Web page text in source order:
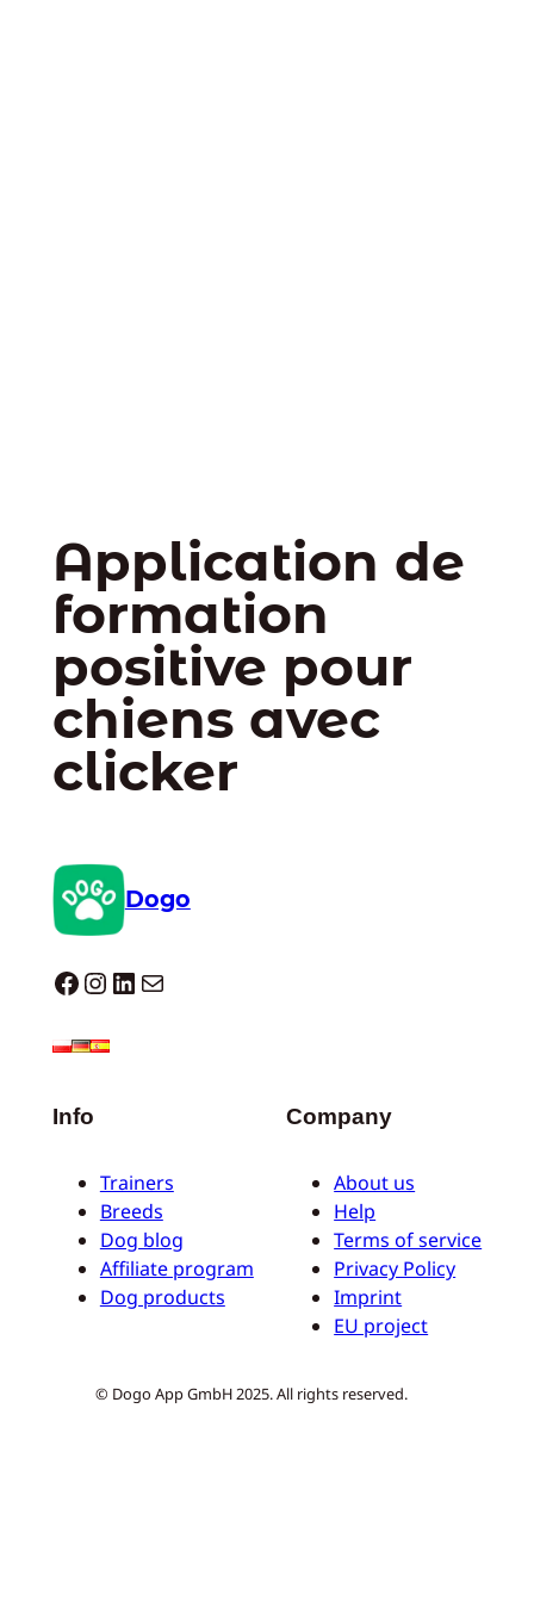
Application de
formation
positive pour
chiens avec
clicker
Dogo
Dogo facebook InstagramLinkedIn E-mail
Info
Trainers
Breeds
Dog blog
Affiliate program
Dog products
Company
About us
Help
Terms of service
Privacy Policy
Imprint
EU project
© Dogo App GmbH 2025. All rights reserved.